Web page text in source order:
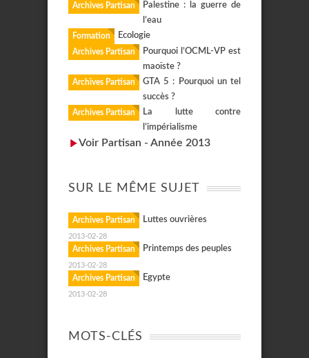
Archives Partisan
Palestine : la guerre de
l’eau
Formation Ecologie
Archives Partisan
Pourquoi l’OCML-VP est
maoïste ?
Archives Partisan
GTA 5 : Pourquoi un tel
succès ?
Archives Partisan
La lutte contre
l’impérialisme
Voir Partisan - Année 2013
SUR LE MÊME SUJET
Archives Partisan Luttes ouvrières
2013-02-28
Archives Partisan Printemps des peuples
2013-02-28
Archives Partisan Egypte
2013-02-28
MOTS-CLÉS